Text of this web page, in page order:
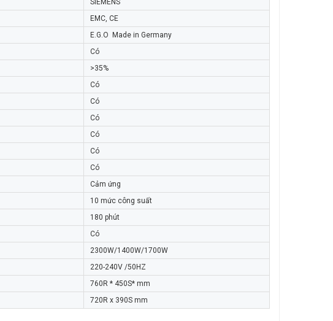
SIEMENS
EMC, CE
E.G.O Made in Germany
Có
>35%
Có
Có
Có
Có
Có
Có
Cảm ứng
10 mức công suất
180 phút
Có
2300W/1400W/1700W
220-240V /50HZ
760R * 450S* mm
720R x 390S mm